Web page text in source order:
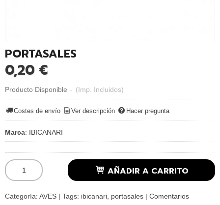
PORTASALES
0,20 €
Producto Disponible - (Imp. Incluidos)
Costes de envío Ver descripción Hacer pregunta
Marca: IBICANARI
AÑADIR A CARRITO
Categoría: AVES | Tags: ibicanari portasales | Comentarios